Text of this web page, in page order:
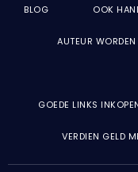
BLOG OOK
AUTEUR WORDEN
GOEDE LINKS
VERDIEN GELD